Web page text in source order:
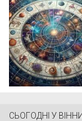
СЬОГОДНІ У